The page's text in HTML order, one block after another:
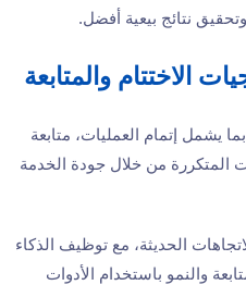
نتائج بيعية أفضل.
الاختتام والمتابعة
يشمل إتمام العمليات، متابعة
المتكررة من خلال جودة الخدمة
الحديثة، مع توظيف الذكاء
والنمو باستخدام الأدوات